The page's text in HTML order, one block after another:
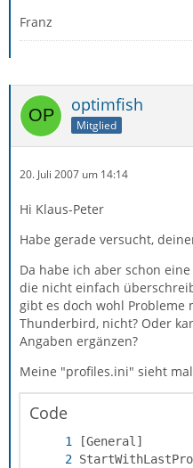
Franz
optimfish
Mitglied
20. Juli 2007 um 14:14
Hi Klaus-Peter
Habe gerade versucht,
Da habe ich aber schon
die nicht einfach
gibt es doch wohl
Thunderbird, nicht? Oder
Angaben ergänzen?
Meine "profiles.ini" sieht
Code